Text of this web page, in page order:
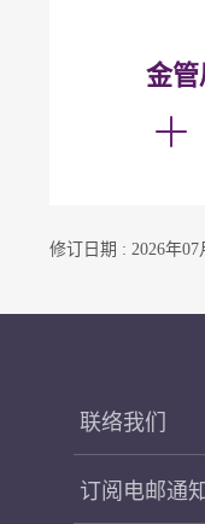
金
修订日期 : 2026年07
联络我们
订阅电邮通知